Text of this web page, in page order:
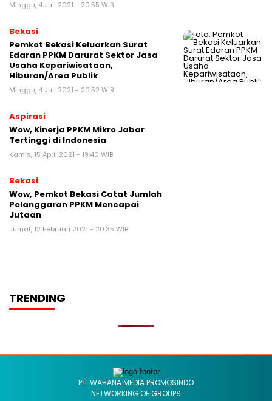
Minggu, 4 Juli 2021 - 20:55 WIB
Bekasi
Pemkot Bekasi Keluarkan Surat
Edaran PPKM Darurat Sektor Jasa
Usaha Kepariwisataan,
Hiburan/Area Publik
Minggu, 4 Juli 2021 - 20:52 WIB
Aspirasi
Wow, Kinerja PPKM Mikro Jabar
Tertinggi di Indonesia
Kamis, 15 April 2021 - 19:40 WIB
Bekasi
Wow, Pemkot Bekasi Catat Jumlah
Pelanggaran PPKM Mencapai
Jutaan
Jumat, 12 Februari 2021 - 20:35 WIB
TRENDING
PT. WAHANA MEDIA PROMOSINDO
NETWORKING OF GROUPS